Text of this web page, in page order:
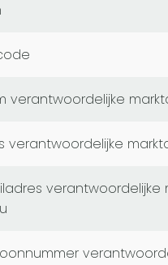
verantwoordelijke
verantwoordelijke